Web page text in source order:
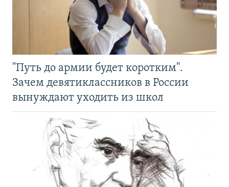
"Путь до армии будет коротким".
Зачем девятиклассников в России
вынуждают уходить из школ